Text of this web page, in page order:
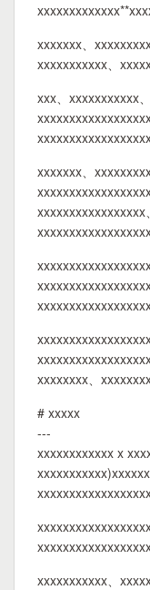
xxxxxxx、
xxxxxxxxxxx、
xxx、xxxxxxxxxxx、
xxxxxxx、
xxxxxxxxxxxxxxxxx
xxxxxxxx、
# xxxxx
---
xxxxxxxxxxxx x
xxxxxxxxxxx、